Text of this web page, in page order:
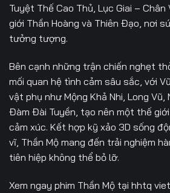
Tuyệt Thế Cao Thủ, Lục Giai –
giới Thần Hoàng và Thiên Đạo, nơi
tưởng tượng.
Bên cạnh những trận chiến nghẹt
mối quan hệ tình cảm sâu sắc, với
vật phụ như Mộng Khả Nhi, Long Vũ,
Đàm Đài Tuyền, tạo nên một thế
cảm xúc. Kết hợp kỹ xảo 3D sống
vĩ, Thần Mộ mang đến trải nghiệm
tiên hiệp không thể bỏ lỡ.
Xem ngay phim Thần Mộ tại hhtq